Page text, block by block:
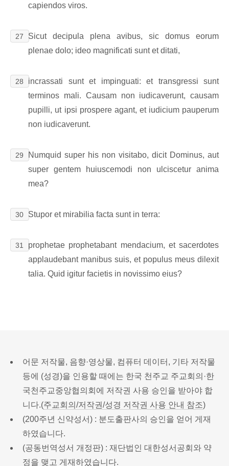
capiendos viros.
27
Sicut decipula plena avibus, sic domus eorum
plenae dolo; ideo magnificati sunt et ditati,
28
incrassati sunt et impinguati: et transgressi sunt
terminos mali. Causam non iudicaverunt, causam
pupilli, ut ipsi prospere agant, et iudicium pauperum
non iudicaverunt.
29
Numquid super his non visitabo, dicit Dominus, aut
super gentem huiuscemodi non ulciscetur anima
mea?
30 Stupor et mirabilia facta sunt in terra:
31
prophetae prophetabant mendacium, et sacerdotes
applaudebant manibus suis, et populus meus dilexit
talia. Quid igitur facietis in novissimo eius?
어문 저작물, 음향·영상물, 컴퓨터 데이터, 기타 저작물
등에 (성경)을 인용할 때에는 한국 천주교 주교회의·한
국천주교중앙협의회에 저작권 사용 승인을 받아야 합
니다.(주교회의/저작권/성경 저작권 사용 안내 참조)
(200주년 신약성서) : 분도출판사의 승인을 얻어 게재
하였습니다.
(공동번역성서 개정판) : 재단법인 대한성서공회와 약
정을 맺고 게재하였습니다.